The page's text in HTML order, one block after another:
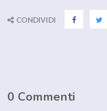
CONDIVIDI
0 Commenti